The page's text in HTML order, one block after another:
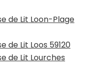
de Lit Loon-Plage
de Lit Loos 59120
de Lit Lourches